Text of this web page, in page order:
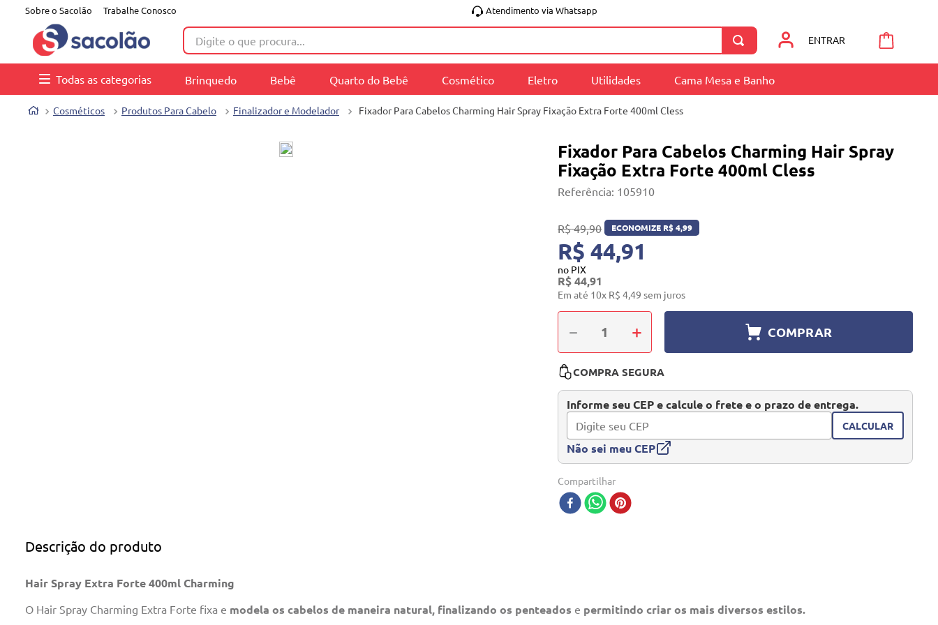
Sobre o Sacolão Trabalhe Conosco Atendimento via Whatsapp
Digite o que procura...
ENTRAR
Todas as categorias Brinquedo Bebê Quarto do Bebê Cosmético Eletro Utilidades Cama Mesa e Banho
Cosméticos Produtos Para Cabelo Finalizador e Modelador Fixador Para Cabelos Charming Hair Spray Fixação Extra Forte 400ml Cless
Fixador Para Cabelos Charming Hair Spray
Fixação Extra Forte 400ml Cless
Referência: 105910
R$ 49,90 ECONOMIZE R$4,99
R$ 44,91
no PIX
R$44,91
Em até 10x R$ 4,49 sem juros
＋
－ COMPRAR
COMPRA SEGURA
Informe seu CEP e calcule o frete e o prazo de entrega.
CALCULAR
Não sei meu CEP
Compartilhar
Descrição do produto
Hair Spray Extra Forte 400ml Charming
O Hair Spray Charming Extra Forte fixa e modela os cabelos de maneira natural, finalizando os penteados e permitindo criar os mais diversos estilos.